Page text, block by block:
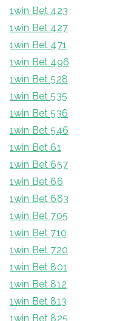
1win Bet 423
1win Bet 427
1win Bet 471
1win Bet 496
1win Bet 528
1win Bet 535
1win Bet 536
1win Bet 546
1win Bet 61
1win Bet 657
1win Bet 66
1win Bet 663
1win Bet 705
1win Bet 710
1win Bet 720
1win Bet 801
1win Bet 812
1win Bet 813
1win Bet 825